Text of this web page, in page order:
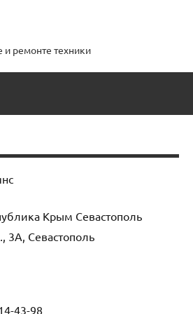
и ремонте техники
Крым Севастополь
3А, Севастополь
43-98